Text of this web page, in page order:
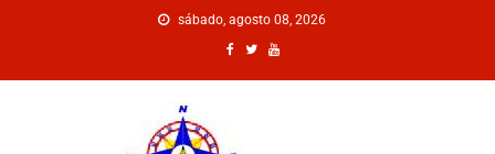
sábado, agosto 08, 2026